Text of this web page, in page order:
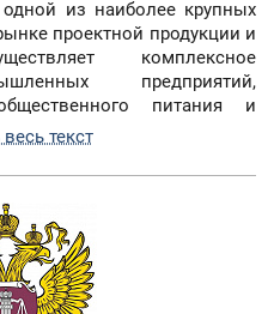
из наиболее крупных
проектной продукции и
комплексное
предприятий,
питания и
подземных
текст